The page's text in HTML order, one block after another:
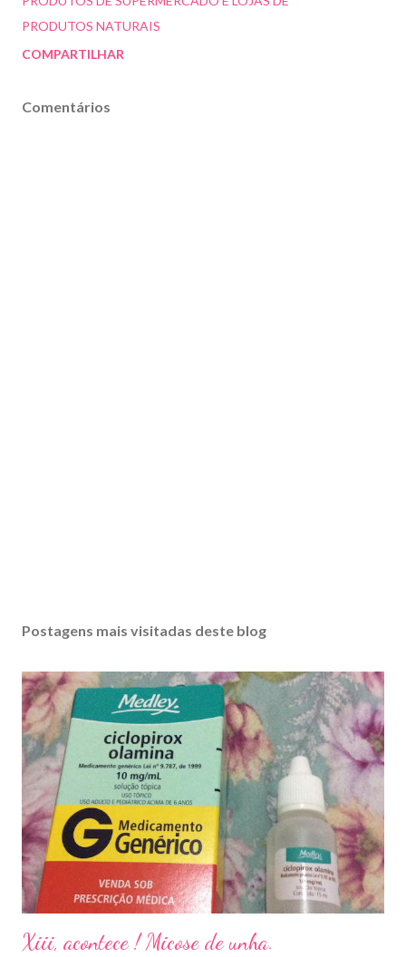
PRODUTOS NATURAIS
COMPARTILHAR
Comentários
Postagens mais visitadas deste blog
Xiii, acontece ! Micose de unha.